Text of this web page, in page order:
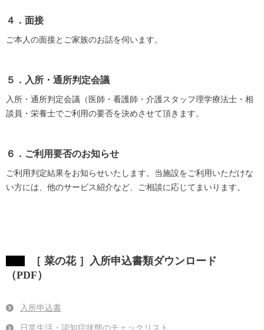
４．面接
ご本人の面接とご家族のお話を伺います。
５．入所・通所判定会議
入所・通所判定会議（医師・看護師・介護スタッフ理学療法士・相
談員・栄養士でご利用の要否を決めさせて頂きます。
６．ご利用要否のお知らせ
ご利用判定結果をお知らせいたします。当施設をご利用いただけな
い方には、他のサービス紹介など、ご相談に応じてまいります。
［ 菜の花 ］入所申込書類ダウンロード
（PDF）
入所申込書
日常生活・認知症状態のチェックリスト